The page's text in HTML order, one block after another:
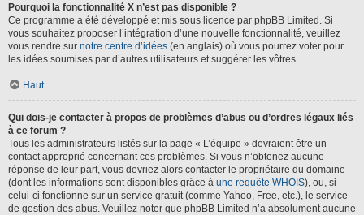
Pourquoi la fonctionnalité X n’est pas disponible ?
Ce programme a été développé et mis sous licence par phpBB Limited. Si
vous souhaitez proposer l’intégration d’une nouvelle fonctionnalité, veuillez
vous rendre sur notre centre d’idées (en anglais) où vous pourrez voter pour
les idées soumises par d’autres utilisateurs et suggérer les vôtres.
Haut
Qui dois-je contacter à propos de problèmes d’abus ou d’ordres légaux liés
à ce forum ?
Tous les administrateurs listés sur la page « L’équipe » devraient être un
contact approprié concernant ces problèmes. Si vous n’obtenez aucune
réponse de leur part, vous devriez alors contacter le propriétaire du domaine
(dont les informations sont disponibles grâce à une requête WHOIS), ou, si
celui-ci fonctionne sur un service gratuit (comme Yahoo, Free, etc.), le service
de gestion des abus. Veuillez noter que phpBB Limited n’a absolument aucune